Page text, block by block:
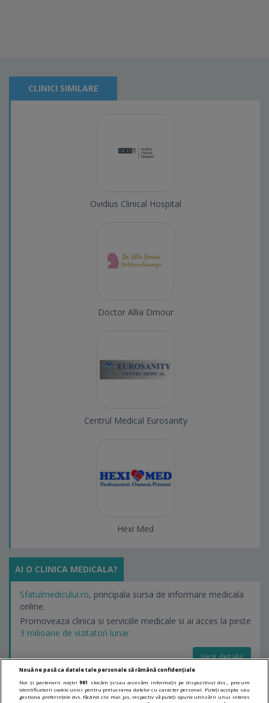
CLINICI SIMILARE
Ovidius Clinical Hospital
Doctor Allia Dmour
Centrul Medical Eurosanity
Hexi Med
AI O CLINICA MEDICALA?
Sfatulmedicului.ro, principala sursa de informare medicala
online.
Promoveaza clinica si serviciile medicale si ai acces la peste
3 milioane de vizitatori lunar.
Vezi detalii!
LINKURI UTILE
Nouă ne pasă ca datele tale personale să rămână confidențiale
Noi și partenerii noștri961
stocăm și/sau accesăm informații pe dispozitivul dvs., precum
identificatorii cookie unici pentru prelucrarea datelor cu caracter personal. Puteți accepta sau
gestiona preferințele dvs. făcând clic mai jos, respectiv vă puteți opune utilizării unui interes